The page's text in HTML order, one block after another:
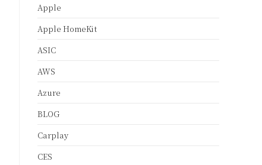
Apple
Apple HomeKit
ASIC
AWS
Azure
BLOG
Carplay
CES